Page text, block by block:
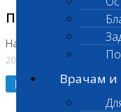
Врачам и
Приостановлено
На Нагорной
20.07.2026
Подробнее